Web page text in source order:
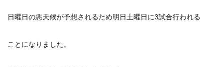
日曜日の悪天候が予想されるため明日土曜日に3試合行われる
ことになりました。